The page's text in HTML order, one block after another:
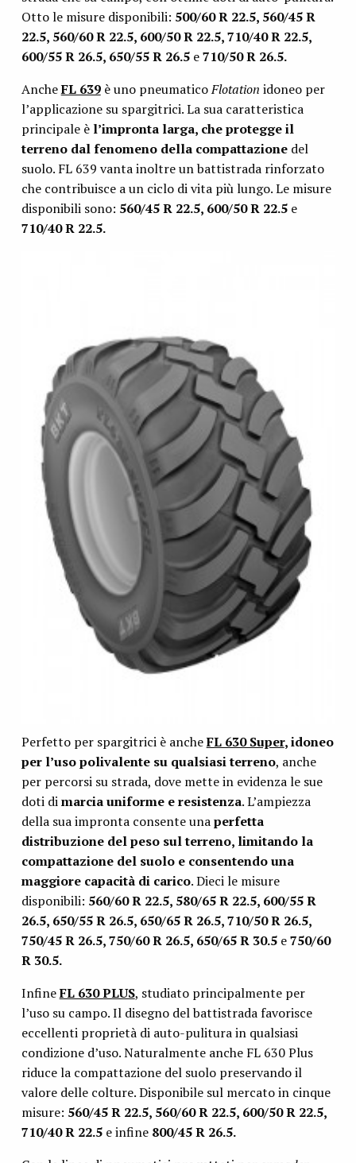
Otto le misure disponibili: 500/60 R 22.5, 560/45 R
22.5, 560/60 R 22.5, 600/50 R 22.5, 710/40 R 22.5,
600/55 R 26.5, 650/55 R 26.5 e710/50 R 26.5.
AncheFL 639è uno pneumaticoFlotation idoneo per
l’applicazione su spargitrici. La sua caratteristica
principale è l’impronta larga, che protegge il
terreno dal fenomeno della compattazionedel
suolo. FL 639 vanta inoltre un battistrada rinforzato
che contribuisce a un ciclo di vita più lungo. Le misure
disponibili sono: 560/45 R 22.5, 600/50 R 22.5 e
710/40 R 22.5.
Perfetto per spargitrici è ancheFL 630 Super, idoneo
per l’uso polivalente su qualsiasi terreno, anche
per percorsi su strada, dove mette in evidenza le sue
doti dimarcia uniforme e resistenza. L’ampiezza
della sua impronta consente unaperfetta
distribuzione del peso sul terreno, limitando la
compattazione del suolo e consentendo una
maggiore capacità di carico. Dieci le misure
disponibili: 560/60 R 22.5, 580/65 R 22.5, 600/55 R
26.5, 650/55 R 26.5, 650/65 R 26.5, 710/50 R 26.5,
750/45 R 26.5, 750/60 R 26.5, 650/65 R 30.5 e750/60
R 30.5.
InfineFL 630 PLUS, studiato principalmente per
l’uso su campo. Il disegno del battistrada favorisce
eccellenti proprietà di auto-pulitura in qualsiasi
condizione d’uso. Naturalmente anche FL 630 Plus
riduce la compattazione del suolo preservando il
valore delle colture. Disponibile sul mercato in cinque
misure: 560/45 R 22.5, 560/60 R 22.5, 600/50 R 22.5,
710/40 R 22.5 e infine800/45 R 26.5.